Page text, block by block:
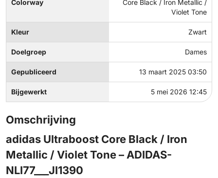
Colorway
Core Black / Iron Metallic /
Violet Tone
Kleur Zwart
Doelgroep Dames
Gepubliceerd 13 maart 2025 03:50
Bijgewerkt 5 mei 2026 12:45
Omschrijving
adidas Ultraboost Core Black / Iron
Metallic / Violet Tone – ADIDAS-
NLI77___JI1390